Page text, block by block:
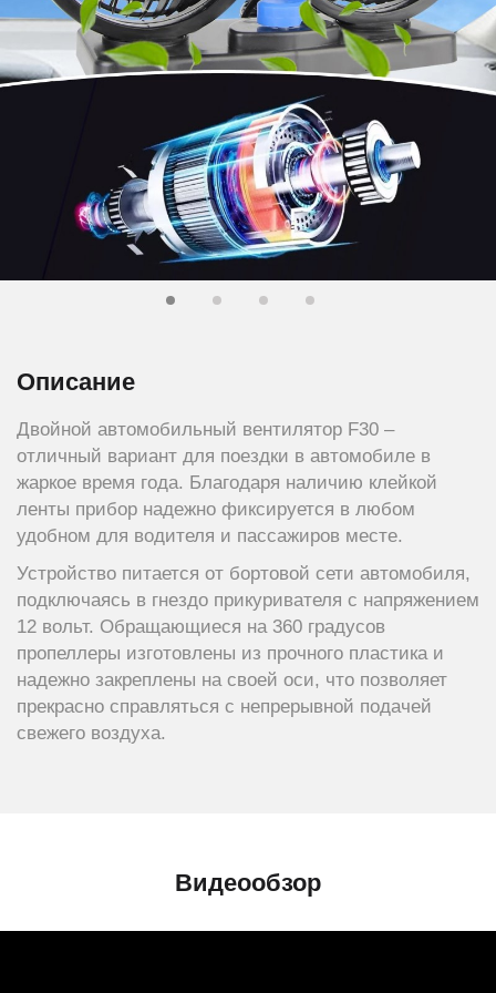
Описание
Двойной автомобильный вентилятор F30 –
отличный вариант для поездки в автомобиле в
жаркое время года. Благодаря наличию клейкой
ленты прибор надежно фиксируется в любом
удобном для водителя и пассажиров месте.
Устройство питается от бортовой сети автомобиля,
подключаясь в гнездо прикуривателя с напряжением
12 вольт. Обращающиеся на 360 градусов
пропеллеры изготовлены из прочного пластика и
надежно закреплены на своей оси, что позволяет
прекрасно справляться с непрерывной подачей
свежего воздуха.
Видеообзор